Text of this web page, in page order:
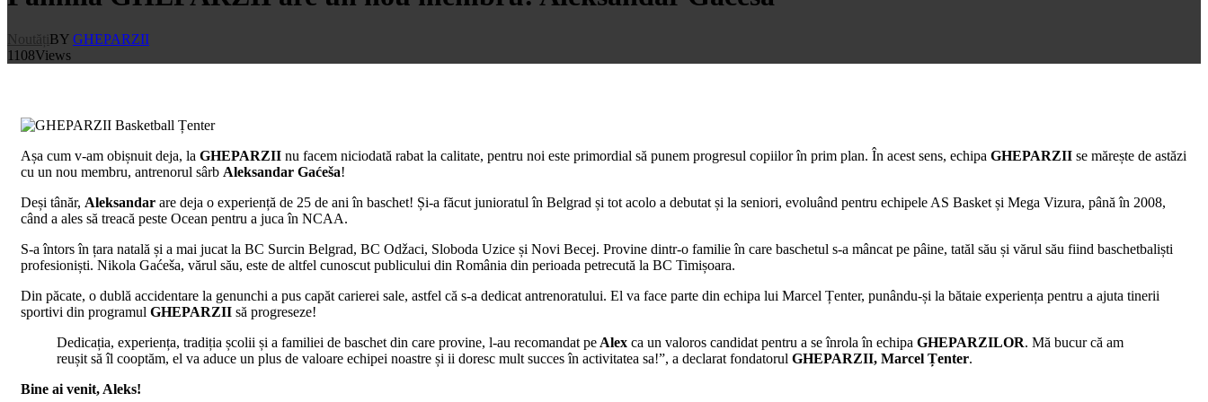
Noutăți BY GHEPARZII
1108Views
Așa cum v-am obișnuit deja, la GHEPARZII nu facem niciodată rabat la calitate, pentru noi este primordial să punem progresul copiilor în prim plan. În acest sens, echipa GHEPARZII se mărește de astăzi
cu un nou membru, antrenorul sârb Aleksandar Gaćeša!
Deși tânăr, Aleksandar are deja o experiență de 25 de ani în baschet! Și-a făcut junioratul în Belgrad și tot acolo a debutat și la seniori, evoluând pentru echipele AS Basket și Mega Vizura, până în 2008,
când a ales să treacă peste Ocean pentru a juca în NCAA.
S-a întors în țara natală și a mai jucat la BC Surcin Belgrad, BC Odžaci, Sloboda Uzice și Novi Becej. Provine dintr-o familie în care baschetul s-a mâncat pe pâine, tatăl său și vărul său fiind baschetbaliști
profesioniști. Nikola Gaćeša, vărul său, este de altfel cunoscut publicului din România din perioada petrecută la BC Timișoara.
Din păcate, o dublă accidentare la genunchi a pus capăt carierei sale, astfel că s-a dedicat antrenoratului. El va face parte din echipa lui Marcel Țenter, punându-și la bătaie experiența pentru a ajuta tinerii
sportivi din programul GHEPARZII să progreseze!
Dedicația, experiența, tradiția școlii și a familiei de baschet din care provine, l-au recomandat pe Alex ca un valoros candidat pentru a se înrola în echipa GHEPARZILOR. Mă bucur că am
reușit să îl cooptăm, el va aduce un plus de valoare echipei noastre și ii doresc mult succes în activitatea sa!”, a declarat fondatorul GHEPARZII, Marcel Țenter.
Bine ai venit, Aleks!